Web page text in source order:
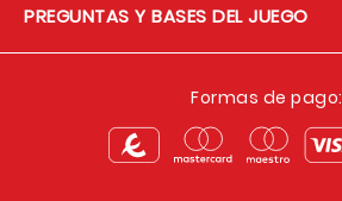
PREGUNTAS Y BASES DEL JUEGO
Formas de pago: